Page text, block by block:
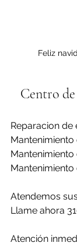
Feliz
Centro
Reparacion
Mantenimiento
Atendemos
Llame ahora
Atención